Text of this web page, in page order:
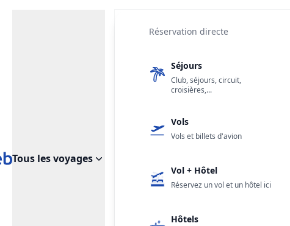
Tous les voyages
Réservation directe
Séjours
Club, séjours, circuit,
croisières,...
Vols
Vols et billets d'avion
Vol + Hôtel
Réservez un vol et un hôtel ici
Hôtels